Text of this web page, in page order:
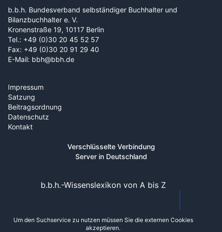
b.b.h. Bundesverband selbständiger Buchhalter und
Bilanzbuchhalter e. V.
Kronenstraße 19, 10117 Berlin
Tel.: +49 (0)30 20 45 52 57
Fax: +49 (0)30 20 91 29 40
E-Mail: bbh@bbh.de
Impressum
Satzung
Beitragsordnung
Datenschutz
Kontakt
Verschlüsselte Verbindung
Server in Deutschland
b.b.h.-Wissenslexikon von A bis Z
Um den Suchservice zu nutzen müssen Sie die externen Cookies
akzeptieren.